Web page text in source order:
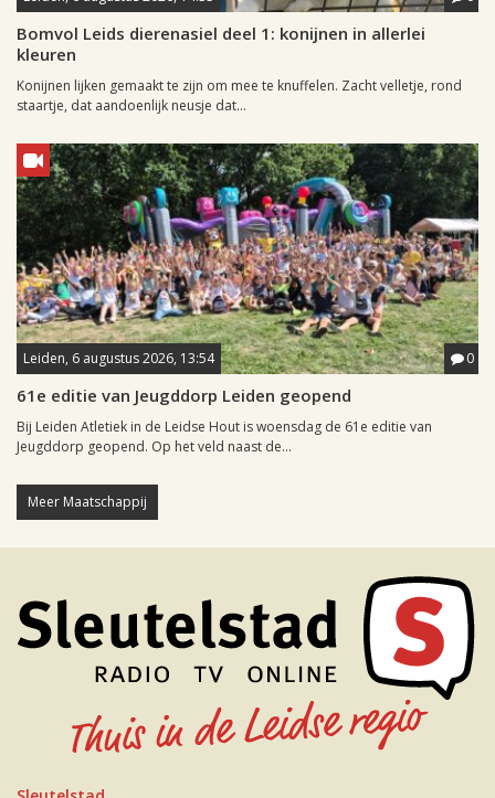
Bomvol Leids dierenasiel deel 1: konijnen in allerlei
kleuren
Konijnen lijken gemaakt te zijn om mee te knuffelen. Zacht velletje, rond
staartje, dat aandoenlijk neusje dat...
Leiden, 6 augustus 2026, 13:54 0
61e editie van Jeugddorp Leiden geopend
Bij Leiden Atletiek in de Leidse Hout is woensdag de 61e editie van
Jeugddorp geopend. Op het veld naast de...
Meer Maatschappij